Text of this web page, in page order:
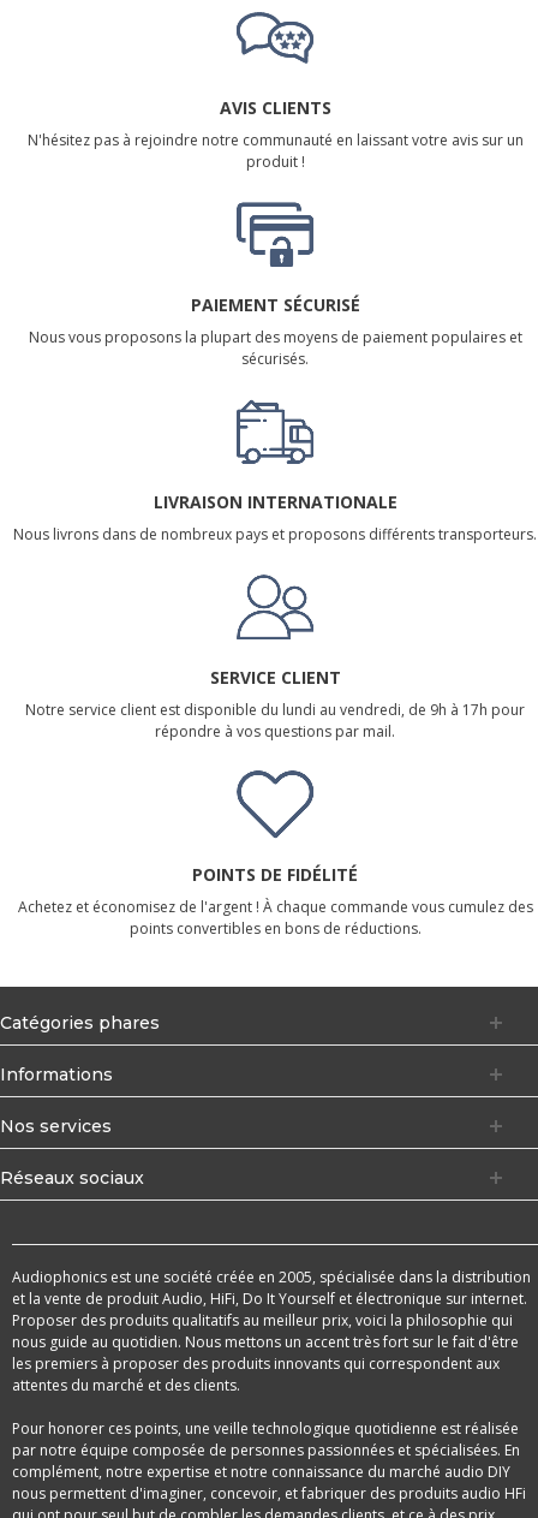
AVIS CLIENTS
N'hésitez pas à rejoindre notre communauté en laissant votre avis sur un
produit !
PAIEMENT SÉCURISÉ
Nous vous proposons la plupart des moyens de paiement populaires et
sécurisés.
LIVRAISON INTERNATIONALE
Nous livrons dans de nombreux pays et proposons différents transporteurs.
SERVICE CLIENT
Notre service client est disponible du lundi au vendredi, de 9h à 17h pour
répondre à vos questions par mail.
POINTS DE FIDÉLITÉ
Achetez et économisez de l'argent ! À chaque commande vous cumulez des
points convertibles en bons de réductions.
Catégories phares
Informations
Nos services
Réseaux sociaux
Audiophonics est une société créée en 2005, spécialisée dans la distribution
et la vente de produit Audio, HiFi, Do It Yourself et électronique sur internet.
Proposer des produits qualitatifs au meilleur prix, voici la philosophie qui
nous guide au quotidien. Nous mettons un accent très fort sur le fait d'être
les premiers à proposer des produits innovants qui correspondent aux
attentes du marché et des clients.
Pour honorer ces points, une veille technologique quotidienne est réalisée
par notre équipe composée de personnes passionnées et spécialisées. En
complément, notre expertise et notre connaissance du marché audio DIY
nous permettent d'imaginer, concevoir, et fabriquer des produits audio HFi